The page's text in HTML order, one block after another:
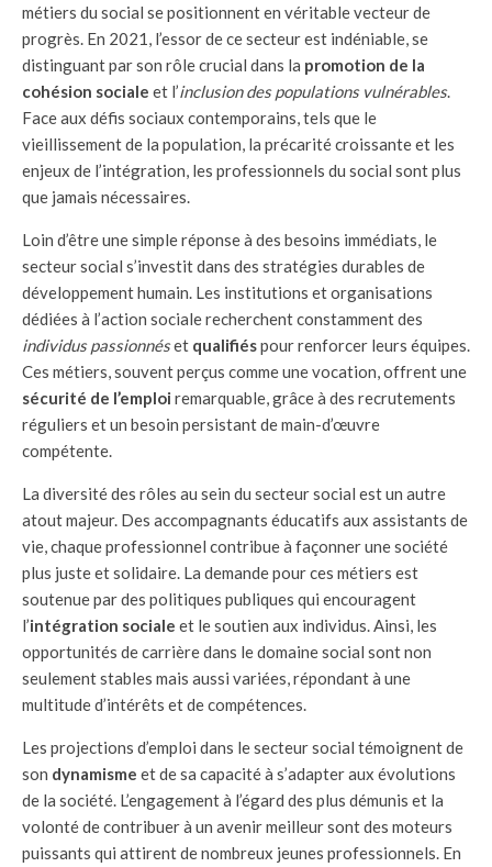
métiers du social se positionnent en véritable vecteur de
progrès. En 2021, l’essor de ce secteur est indéniable, se
distinguant par son rôle crucial dans la promotion de la
cohésion sociale et l’inclusion des populations vulnérables.
Face aux défis sociaux contemporains, tels que le
vieillissement de la population, la précarité croissante et les
enjeux de l’intégration, les professionnels du social sont plus
que jamais nécessaires.
Loin d’être une simple réponse à des besoins immédiats, le
secteur social s’investit dans des stratégies durables de
développement humain. Les institutions et organisations
dédiées à l’action sociale recherchent constamment des
individus passionnéset qualifiéspour renforcer leurs équipes.
Ces métiers, souvent perçus comme une vocation, offrent une
sécurité de l’emploi remarquable, grâce à des recrutements
réguliers et un besoin persistant de main-d’œuvre
compétente.
La diversité des rôles au sein du secteur social est un autre
atout majeur. Des accompagnants éducatifs aux assistants de
vie, chaque professionnel contribue à façonner une société
plus juste et solidaire. La demande pour ces métiers est
soutenue par des politiques publiques qui encouragent
l’intégration sociale et le soutien aux individus. Ainsi, les
opportunités de carrière dans le domaine social sont non
seulement stables mais aussi variées, répondant à une
multitude d’intérêts et de compétences.
Les projections d’emploi dans le secteur social témoignent de
son dynamisme et de sa capacité à s’adapter aux évolutions
de la société. L’engagement à l’égard des plus démunis et la
volonté de contribuer à un avenir meilleur sont des moteurs
puissants qui attirent de nombreux jeunes professionnels. En